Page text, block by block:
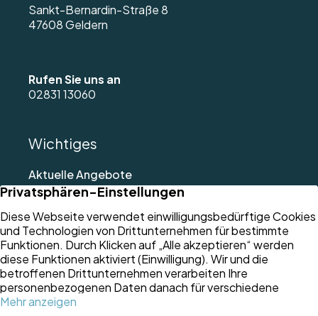
Sankt-Bernardin-Straße 8
47608 Geldern
Rufen Sie uns an
02831 13060
Wichtiges
Aktuelle Angebote
Referenzen
Immobilienbewertung
Verkaufen
Über uns
Aktuelle News